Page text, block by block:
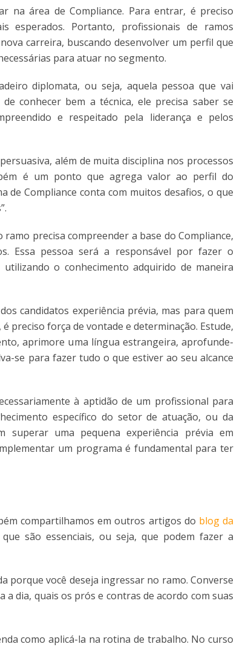
na área de Compliance. Para entrar, é preciso
esperados. Portanto, profissionais de ramos
carreira, buscando desenvolver um perfil que
para atuar no segmento.
diplomata, ou seja, aquela pessoa que vai
conhecer bem a técnica, ele precisa saber se
e respeitado pela liderança e pelos
além de muita disciplina nos processos
é um ponto que agrega valor ao perfil do
de Compliance conta com muitos desafios, o que
precisa compreender a base do Compliance,
Essa pessoa será a responsável por fazer o
o conhecimento adquirido de maneira
candidatos experiência prévia, mas para quem
preciso força de vontade e determinação. Estude,
aprimore uma língua estrangeira, aprofunde-
se para fazer tudo o que estiver ao seu alcance
à aptidão de um profissional para
específico do setor de atuação, ou da
superar uma pequena experiência prévia em
um programa é fundamental para ter
compartilhamos em outros artigos do blog da
são essenciais, ou seja, que podem fazer a
porque você deseja ingressar no ramo. Converse
dia, quais os prós e contras de acordo com suas
como aplicá-la na rotina de trabalho. No curso